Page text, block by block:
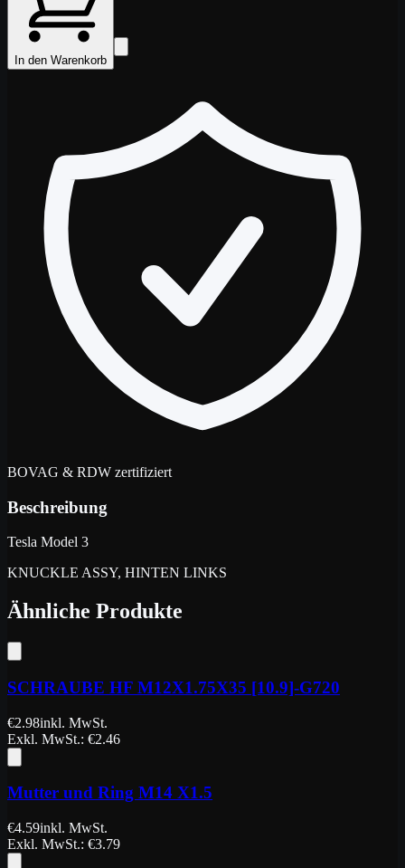
In den Warenkorb
BOVAG & RDW zertifiziert
Beschreibung
Tesla Model 3
KNUCKLE ASSY, HINTEN LINKS
Ähnliche Produkte
SCHRAUBE HF M12X1.75X35 [10.9]-G720
€2.98inkl. MwSt.
Exkl. MwSt.: €2.46
Mutter und Ring M14 X1.5
€4.59inkl. MwSt.
Exkl. MwSt.: €3.79